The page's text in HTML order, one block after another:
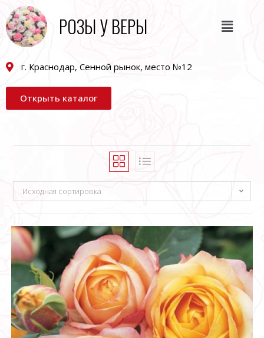
РОЗЫ У ВЕРЫ
г. Краснодар, Сенной рынок, место №12
Открыть каталог
Исходная сортировка